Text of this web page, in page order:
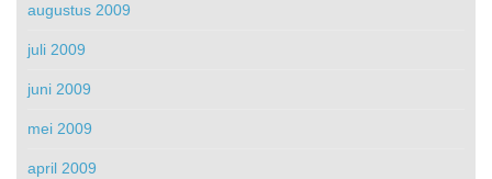
augustus 2009
juli 2009
juni 2009
mei 2009
april 2009